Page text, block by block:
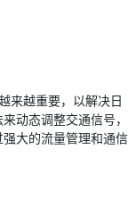
来越重要，以解决日
动态调整交通信号，
大的流量管理和通信